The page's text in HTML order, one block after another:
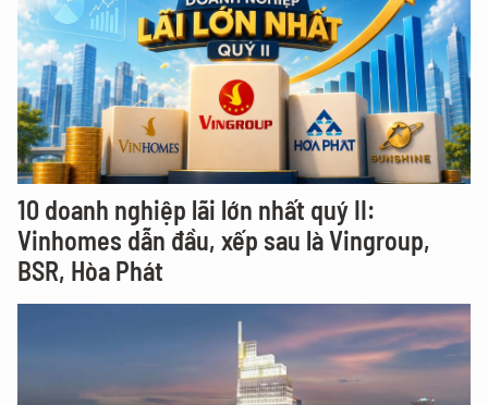
10 doanh nghiệp lãi lớn nhất quý II:
Vinhomes dẫn đầu, xếp sau là Vingroup,
BSR, Hòa Phát